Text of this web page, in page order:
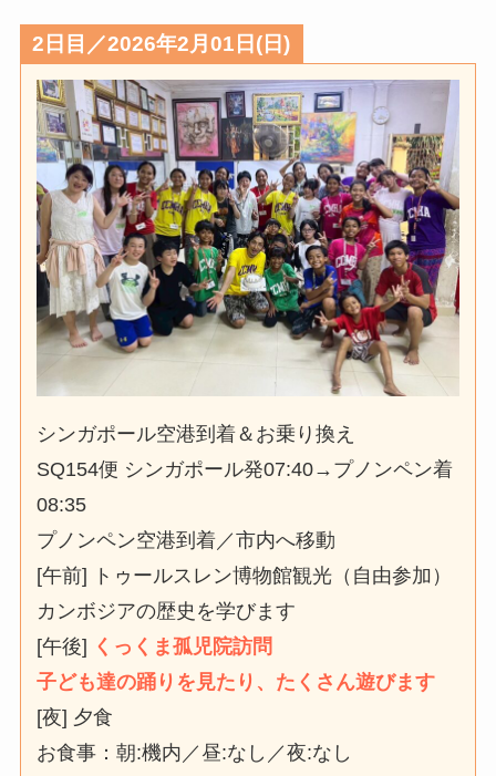
2日目／2026年2月01日(日)
シンガポール空港到着＆お乗り換え
SQ154便 シンガポール発07:40→プノンペン着
08:35
プノンペン空港到着／市内へ移動
[午前] トゥールスレン博物館観光（自由参加）
カンボジアの歴史を学びます
[午後] くっくま孤児院訪問
子ども達の踊りを見たり、たくさん遊びます
[夜] 夕食
お食事：朝:機内／昼:なし／夜:なし